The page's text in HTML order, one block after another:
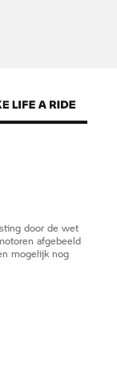
door de wet
afgebeeld
mogelijk nog